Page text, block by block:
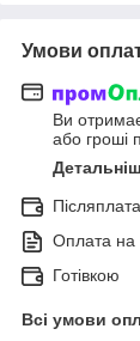
Умови
Ви
або гроші
Післяплата
Оплата на
Готівкою
Всі умови